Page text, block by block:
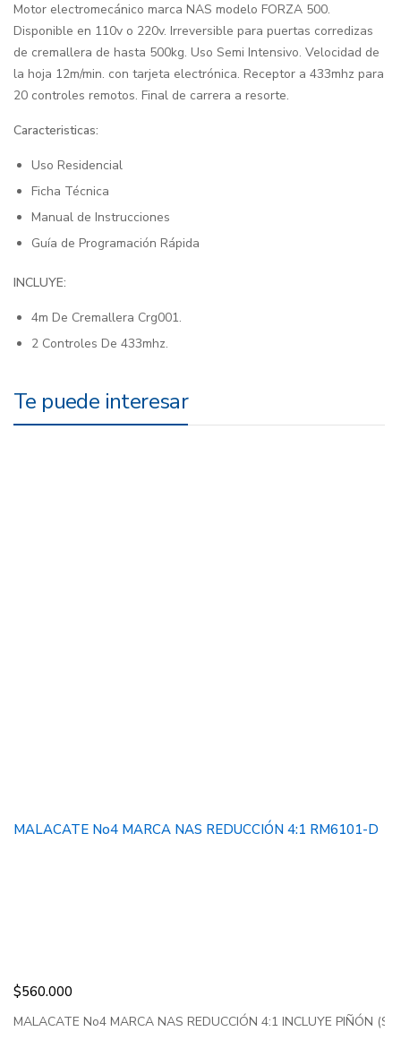
Motor electromecánico marca NAS modelo FORZA 500.
Disponible en 110v o 220v. Irreversible para puertas corredizas
de cremallera de hasta 500kg. Uso Semi Intensivo. Velocidad de
la hoja 12m/min. con tarjeta electrónica. Receptor a 433mhz para
20 controles remotos. Final de carrera a resorte.
Caracteristicas:
Uso Residencial
Ficha Técnica
Manual de Instrucciones
Guía de Programación Rápida
INCLUYE:
4m De Cremallera Crg001.
2 Controles De 433mhz.
Te puede interesar
MALACATE No4 MARCA NAS REDUCCIÓN 4:1 RM6101-D
$560.000
MALACATE No4 MARCA NAS REDUCCIÓN 4:1 INCLUYE PIÑÓN